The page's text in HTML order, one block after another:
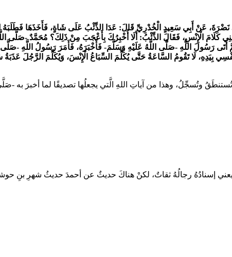
عَنْ أَبِي سَعِيدٍ الْخُدْرِيِّ قَالَ: عَدَا الذِّئْبُ عَلَى شَاةٍ، فَأَخَذَهَا فَطَلَبَهُ
كَلَامَ الْإِنْسِ، فَقَالَ الذِّئْبُ: أَلَا أُخْبِرُكَ بِأَعْجَبَ مِنْ ذَلِكَ؟ مُحَمَّدٌ -صَلَّى
أَتَى رَسُولَ اللَّهِ -صَلَّى اللَّهُ عَلَيْهِ وَسَلَّمَ- فَأَخْبَرَهُ، فَأَمَرَ رَسُولُ اللَّهِ -
بِيَدِهِ، لَا تَقُومُ السَّاعَةُ حَتَّى يُكَلِّمَ السِّبَاعُ الْإِنْسَ، وَيُكَلِّمَ الرَّجُلَ
وتُسجِّلُ، وهذا من آياتِ اللهِ الَّتي يجعلُها تصديقًا لما أخبرَ به -
إسنادُهُ رجالُهُ ثقاتٌ، لكنْ هناكَ حديثٌ عن أحمدَ حديثُ شهرِ بنِ